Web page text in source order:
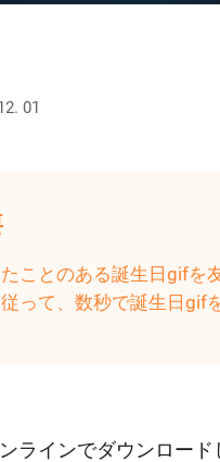
01
ことのある誕生日gifを
って、数秒で誕生日gif
ラインでダウンロー